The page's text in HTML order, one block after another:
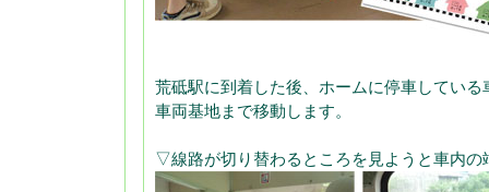
荒砥駅に到着した後、ホームに停車している
車両基地まで移動します。
▽線路が切り替わるところを見ようと車内の